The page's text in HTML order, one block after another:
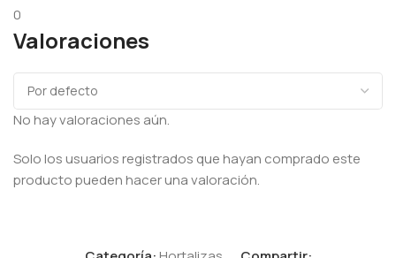
0
Valoraciones
No hay valoraciones aún.
Solo los usuarios registrados que hayan comprado este
producto pueden hacer una valoración.